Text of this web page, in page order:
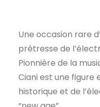
Une occasion rare
prêtresse de
Pionnière de la
Ciani est une figure
historique et de